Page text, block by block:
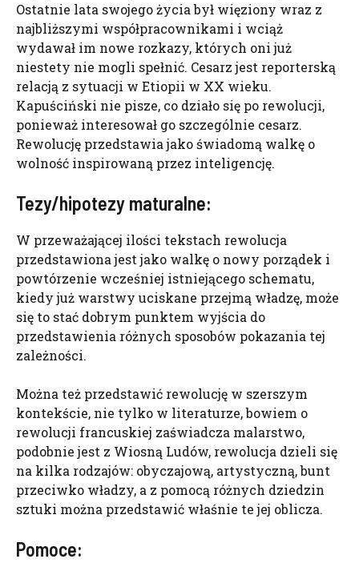
Ostatnie lata swojego życia był więziony wraz z
najbliższymi współpracownikami i wciąż
wydawał im nowe rozkazy, których oni już
niestety nie mogli spełnić. Cesarz jest reporterską
relacją z sytuacji w Etiopii w XX wieku.
Kapuściński nie pisze, co działo się po rewolucji,
ponieważ interesował go szczególnie cesarz.
Rewolucję przedstawia jako świadomą walkę o
wolność inspirowaną przez inteligencję.
Tezy/hipotezy maturalne:
W przeważającej ilości tekstach rewolucja
przedstawiona jest jako walkę o nowy porządek i
powtórzenie wcześniej istniejącego schematu,
kiedy już warstwy uciskane przejmą władzę, może
się to stać dobrym punktem wyjścia do
przedstawienia różnych sposobów pokazania tej
zależności.
Można też przedstawić rewolucję w szerszym
kontekście, nie tylko w literaturze, bowiem o
rewolucji francuskiej zaświadcza malarstwo,
podobnie jest z Wiosną Ludów, rewolucja dzieli się
na kilka rodzajów: obyczajową, artystyczną, bunt
przeciwko władzy, a z pomocą różnych dziedzin
sztuki można przedstawić właśnie te jej oblicza.
Pomoce: